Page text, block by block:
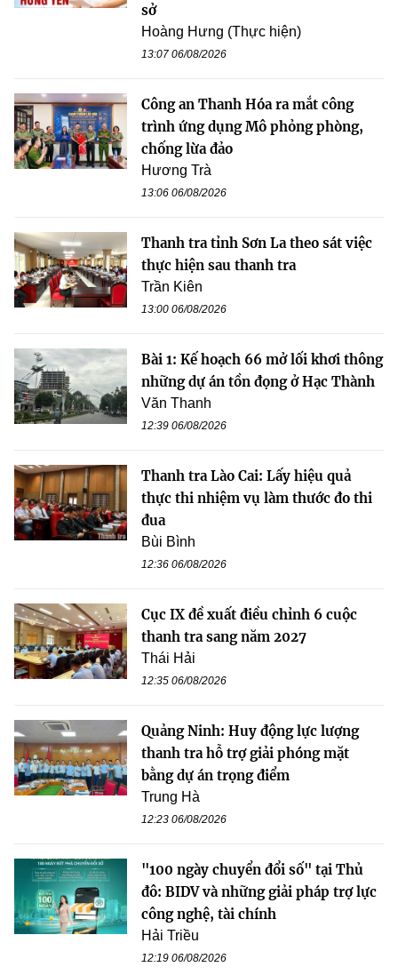
sở
Hoàng Hưng (Thực hiện)
13:07 06/08/2026
Công an Thanh Hóa ra mắt công
trình ứng dụng Mô phỏng phòng,
chống lừa đảo
Hương Trà
13:06 06/08/2026
Thanh tra tỉnh Sơn La theo sát việc
thực hiện sau thanh tra
Trần Kiên
13:00 06/08/2026
Bài 1: Kế hoạch 66 mở lối khơi thông
những dự án tồn đọng ở Hạc Thành
Văn Thanh
12:39 06/08/2026
Thanh tra Lào Cai: Lấy hiệu quả
thực thi nhiệm vụ làm thước đo thi
đua
Bùi Bình
12:36 06/08/2026
Cục IX đề xuất điều chỉnh 6 cuộc
thanh tra sang năm 2027
Thái Hải
12:35 06/08/2026
Quảng Ninh: Huy động lực lượng
thanh tra hỗ trợ giải phóng mặt
bằng dự án trọng điểm
Trung Hà
12:23 06/08/2026
"100 ngày chuyển đổi số" tại Thủ
đô: BIDV và những giải pháp trợ lực
công nghệ, tài chính
Hải Triều
12:19 06/08/2026